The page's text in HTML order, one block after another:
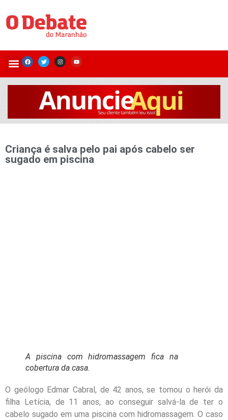
Criança é salva pelo pai após cabelo ser
sugado em piscina
A piscina com hidromassagem fica na
cobertura da casa.
O geólogo Edmar Cabral, de 42 anos, se tornou o herói da
filha Letícia, de 11 anos, ao conseguir salvá-la de ter o
cabelo sugado em uma piscina com hidromassagem. O caso